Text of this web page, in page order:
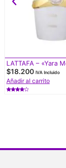
LATTAFA – «Yara
$18.200 IVA Incluido
Añadir al carrito